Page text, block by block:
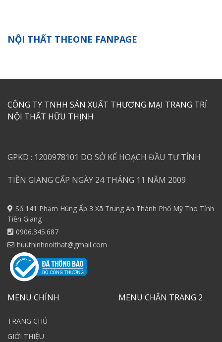
NỘI THẤT THEONE FANPAGE
CÔNG TY TNHH SẢN XUẤT THƯƠNG MẠI TRANG TRÍ
NỘI THẤT HỮU THỊNH
GPKD : 1200978101 DO SỞ KẾ HOẠCH ĐẦU TƯ TỈNH
TIỀN GIANG CẤP NGÀY 24 THÁNG 11 NĂM 2009
Số 141 Phạm Hùng Ấp 3 Xã Trung An Thành Phố Mỹ Tho Tỉnh
Tiền Giang
0906.345.687
huuthinhnoithat@gmail.com
MENU CHÍNH
TRANG CHỦ
GIỚI THIỆU
MENU CHÂN TRANG 2